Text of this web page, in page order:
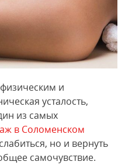
и
усталость,
из самых
в Соломенском
но и вернуть
самочувствие.